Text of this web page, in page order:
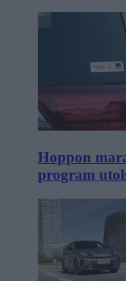
Hoppon
program